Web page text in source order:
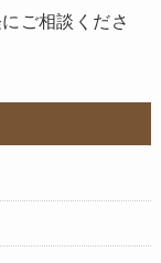
ご相談くださ